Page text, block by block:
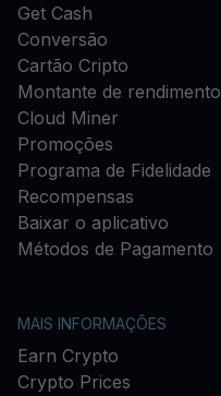
Get Cash
Conversão
Cartão Cripto
Montante de rendimento
Cloud Miner
Promoções
Programa de Fidelidade
Recompensas
Baixar o aplicativo
Métodos de Pagamento
MAIS INFORMAÇÕES
Earn Crypto
Crypto Prices